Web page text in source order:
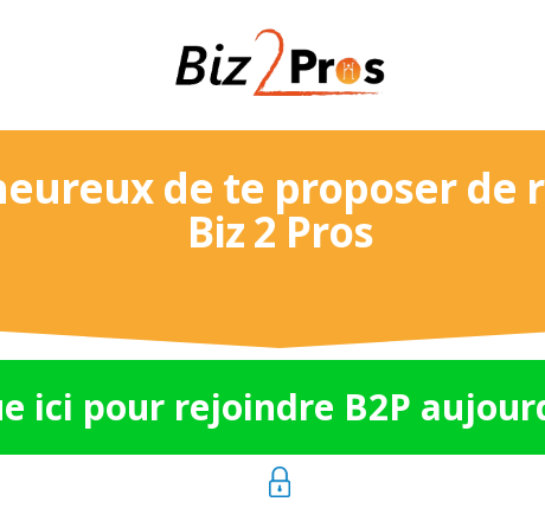
de te proposer de
Biz 2 Pros
ici pour rejoindre B2P